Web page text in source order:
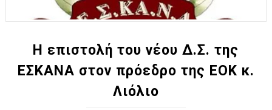
ΧΡΟΝΙΑ ΠΟΛΛΑ ΣΤΟ ΕΛΛΗΝΙΚΟ ΜΠΑΣΚΕΤ : 39Η ΕΠΕΤΕΙΟΣ ΑΠΟ
Ο δρόμος για τον 29ο τελικό κυπέλλου ανδρών ΕΣΚΑΝΑ
U21: Τεράστια πρόκριση για τον Πανελευσινιακό στον
Γ΄ανδρών play offs : "Σκληρό" καρύδι η Φιλία Περάματος
Η επιστολή του νέου Δ.Σ. της
ΕΣΚΑΝΑ στον πρόεδρο της ΕΟΚ κ.
Λιόλιο